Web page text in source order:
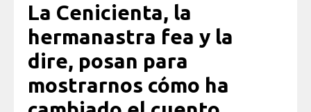
La Cenicienta, la
hermanastra fea y la
dire, posan para
mostrarnos cómo ha